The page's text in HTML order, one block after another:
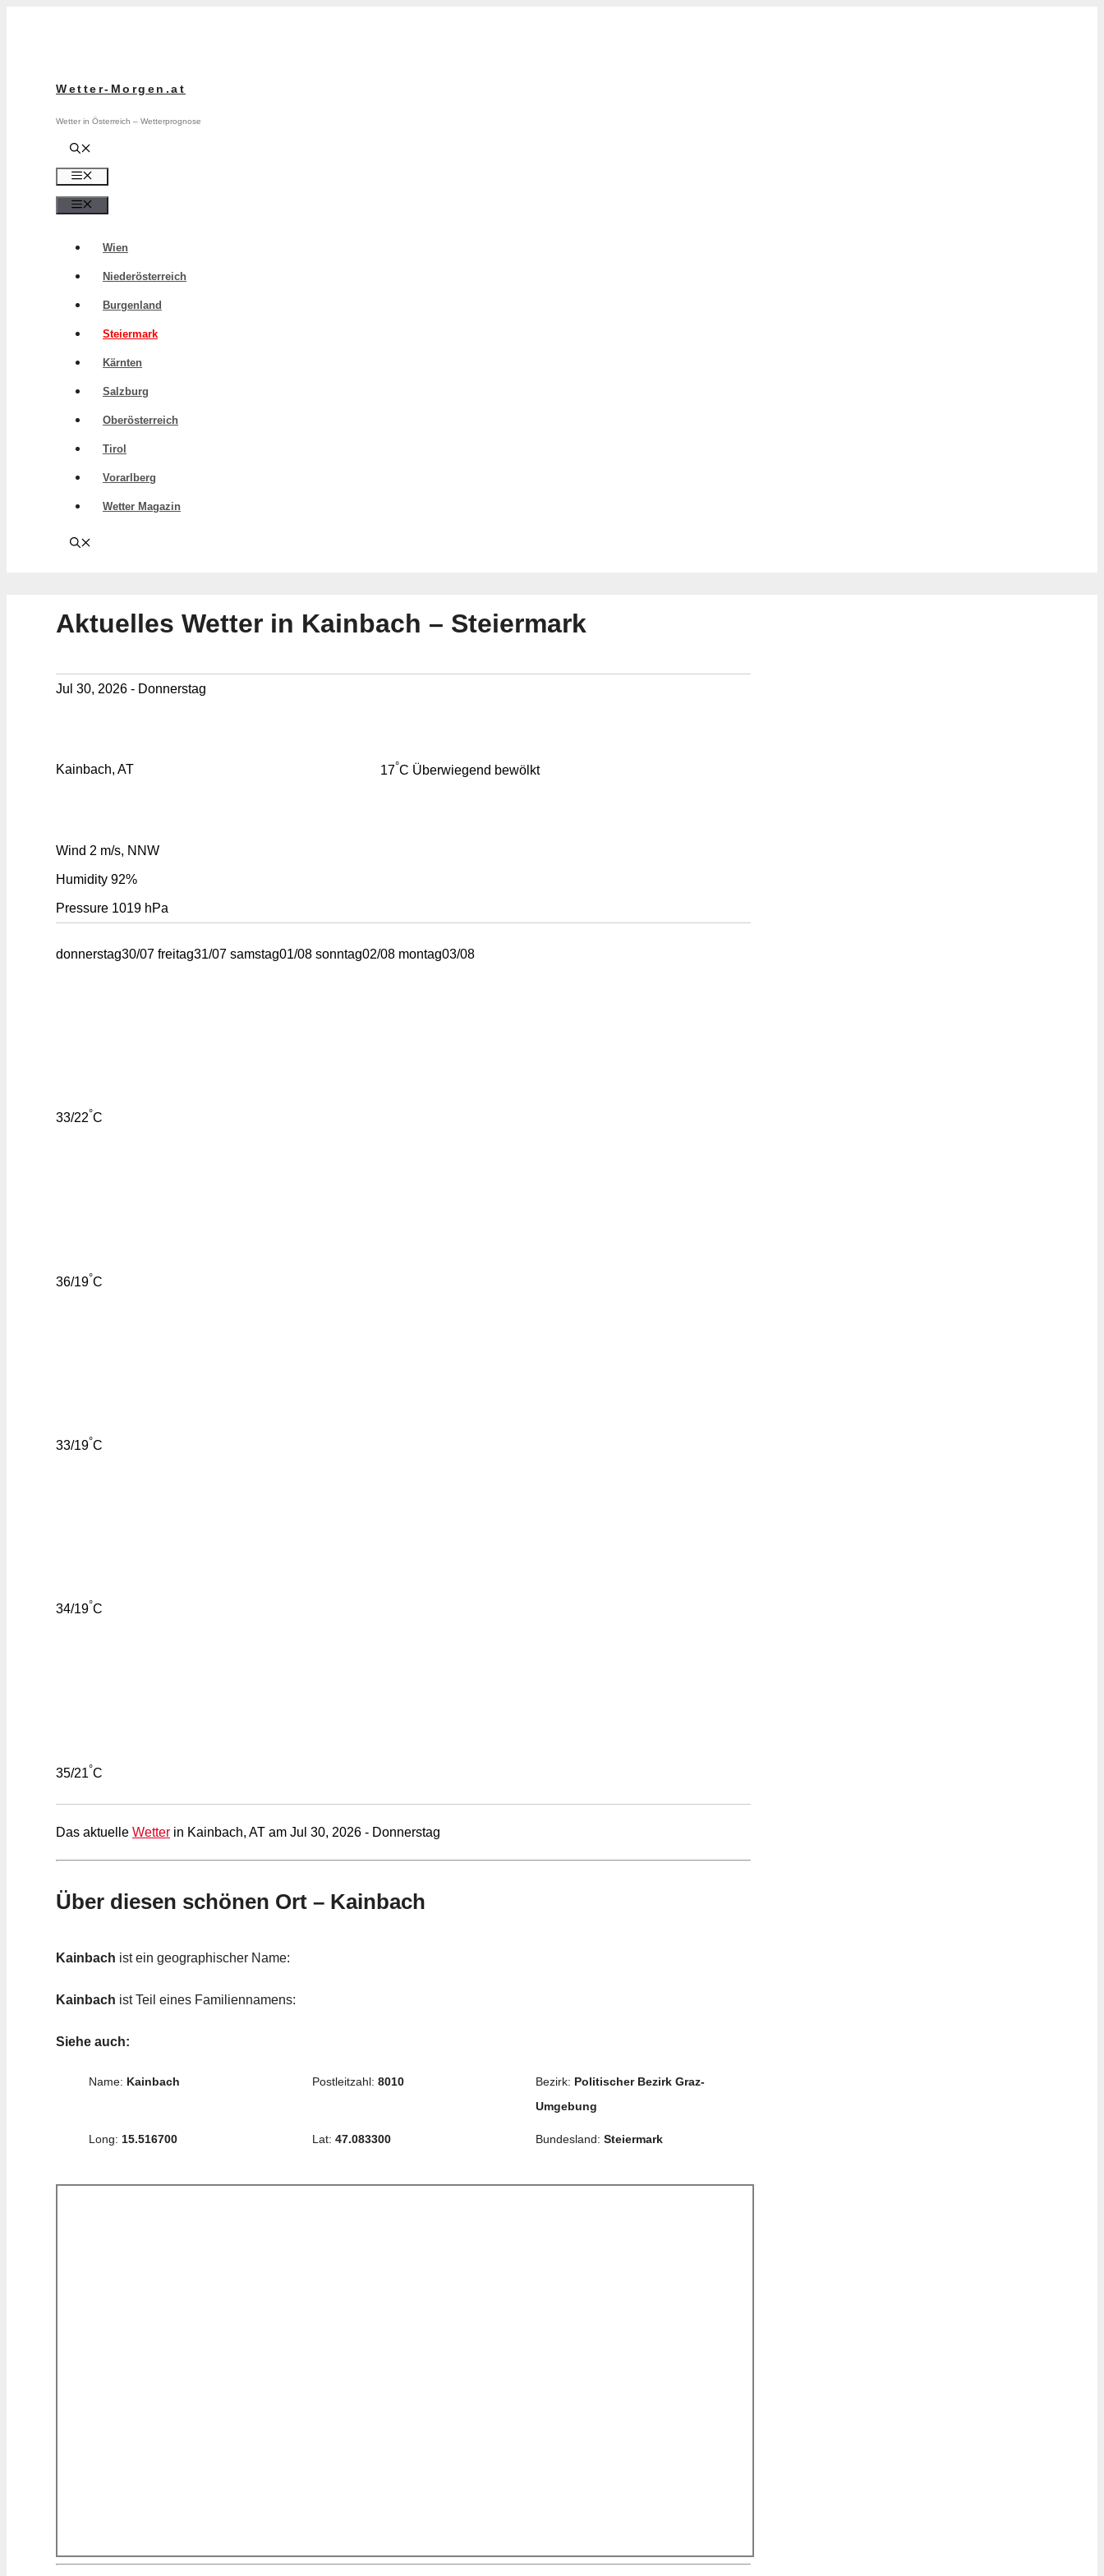
Wetter-Morgen.at
Wetter in Österreich – Wetterprognose
Wien
Niederösterreich
Burgenland
Steiermark
Kärnten
Salzburg
Oberösterreich
Tirol
Vorarlberg
Wetter Magazin
Aktuelles Wetter in Kainbach – Steiermark
Jul 30, 2026 - Donnerstag
Kainbach, AT 17°C Überwiegend bewölkt
Wind 2 m/s, NNW
Humidity 92%
Pressure 1019 hPa
donnerstag30/07 freitag31/07 samstag01/08 sonntag02/08 montag03/08
33/22°C
36/19°C
33/19°C
34/19°C
35/21°C
Das aktuelle Wetter in Kainbach, AT am Jul 30, 2026 - Donnerstag
Über diesen schönen Ort – Kainbach
Kainbach ist ein geographischer Name:
Kainbach ist Teil eines Familiennamens:
Siehe auch:
Name: Kainbach Postleitzahl: 8010 Bezirk: Politischer Bezirk Graz-
Umgebung
Long: 15.516700 Lat: 47.083300 Bundesland: Steiermark